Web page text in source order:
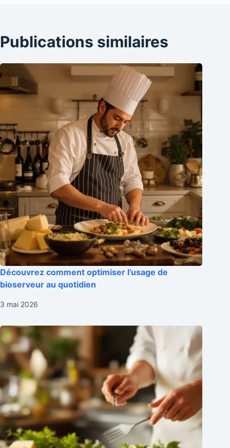
Publications similaires
Découvrez comment optimiser l’usage de
bioserveur au quotidien
3 mai 2026